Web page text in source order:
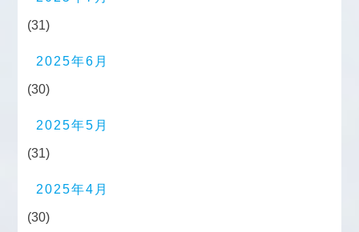
(31)
2025年6月
(30)
2025年5月
(31)
2025年4月
(30)